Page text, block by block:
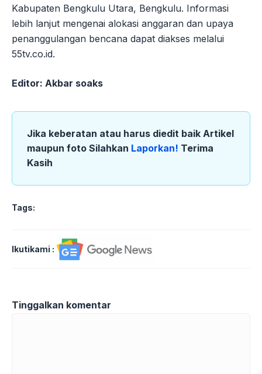
Kabupaten Bengkulu Utara, Bengkulu. Informasi
lebih lanjut mengenai alokasi anggaran dan upaya
penanggulangan bencana dapat diakses melalui
55tv.co.id.
Editor: Akbar soaks
Jika keberatan atau harus diedit baik Artikel
maupun foto Silahkan Laporkan! Terima
Kasih
Tags:
Ikutikami :
Tinggalkan komentar